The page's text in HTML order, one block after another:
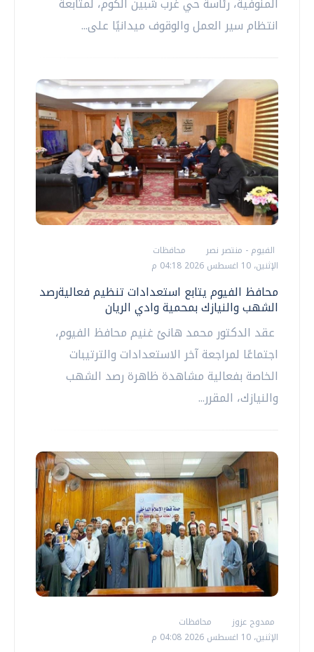
انتظام سير العمل والوقوف ميدانيًا على...
الفيوم - منتصر نصر
محافظات
الإثنين، 10 اغسطس 2026 04:18 م
محافظ الفيوم يتابع استعدادات تنظيم فعاليةرصد
الشهب والنيازك بمحمية وادي الريان
عقد الدكتور محمد هانئ غنيم محافظ الفيوم،
اجتماعًا لمراجعة آخر الاستعدادات والترتيبات
الخاصة بفعالية مشاهدة ظاهرة رصد الشهب
والنيازك، المقرر...
ممدوح عزوز
محافظات
الإثنين، 10 اغسطس 2026 04:08 م